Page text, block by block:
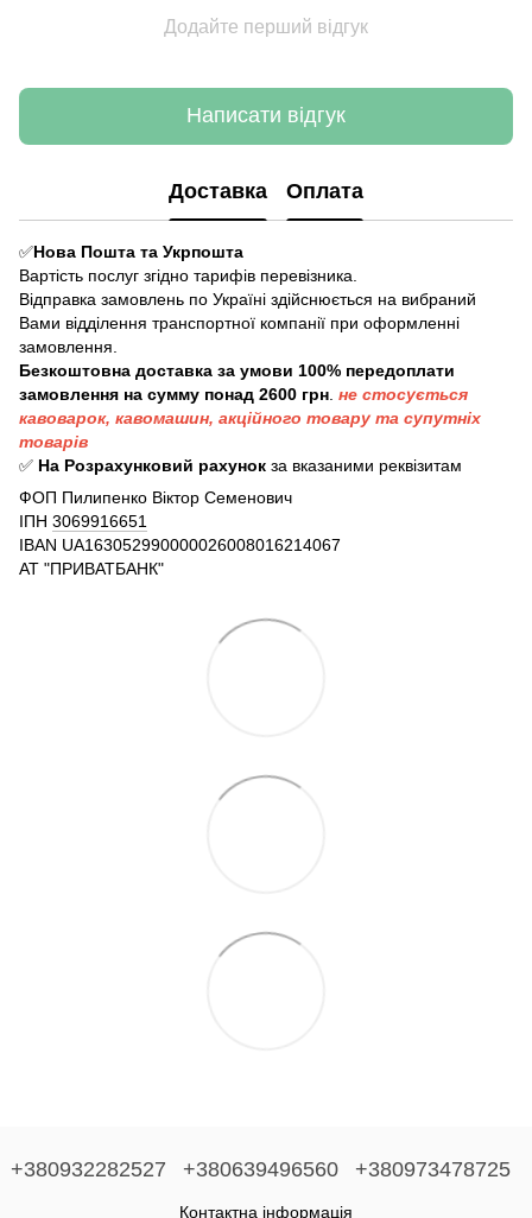
Додайте перший відгук
Написати відгук
Доставка Оплата
✅Нова Пошта та Укрпошта
Вартість послуг згідно тарифів перевізника.
Відправка замовлень по Україні здійснюється на вибраний
Вами відділення транспортної компанії при оформленні
замовлення.
Безкоштовна доставка за умови 100% передоплати
замовлення на сумму понад 2600 грн не стосується
кавоварок, кавомашин, акційного товару та супутніх
товарів
✅ На Розрахунковий рахунок за вказаними реквізитам
ФОП Пилипенко Віктор Семенович
ІПН 3069916651
IBAN UA163052990000026008016214067
АТ "ПРИВАТБАНК"
+380932282527 +380639496560 +380973478725
Контактна інформація